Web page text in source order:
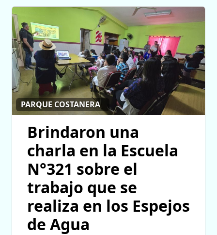
PARQUE COSTANERA
Brindaron una
charla en la Escuela
N°321 sobre el
trabajo que se
realiza en los Espejos
de Agua